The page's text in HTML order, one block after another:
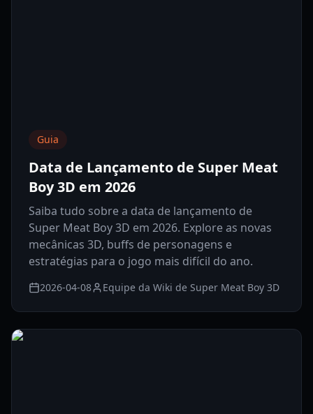
Guia
Data de Lançamento de Super Meat
Boy 3D em 2026
Saiba tudo sobre a data de lançamento de
Super Meat Boy 3D em 2026. Explore as novas
mecânicas 3D, buffs de personagens e
estratégias para o jogo mais difícil do ano.
2026-04-08 Equipe da Wiki de Super Meat Boy 3D